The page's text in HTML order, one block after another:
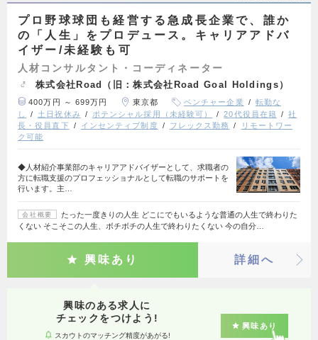
プロ野球球団も経営する急成長企業で、誰か
の「人生」をプロデュース。キャリアアドバ
イザー/未経験も可
人材コンサルタント・コーディネーター
株式会社Road（旧：株式会社Road Goal Holdings）
400万円 ～ 699万円 東京都 ベンチャー企業
転勤な
し
土日祝休み ポテンシャル採用（未経験可） 20代役員在籍
社
長・役員直下
インセンティブ制度 フレックス勤務
リモートワー
ク可能
◆人材紹介事業部のキャリアアドバイザーとして、求職者の
方に転職支援のプロフェッショナルとして転職のサポートを
行います。主…
会社概要
たった一度きりの人生 どこにでもいるような普通の人生で終わりた
くない そこそこの人生、ボチボチの人生で終わりたくない 今の自分…
興味あり 詳細へ
興味のある求人に
チェックをつけよう!
スカウトのマッチング精度があがる!
興味あり